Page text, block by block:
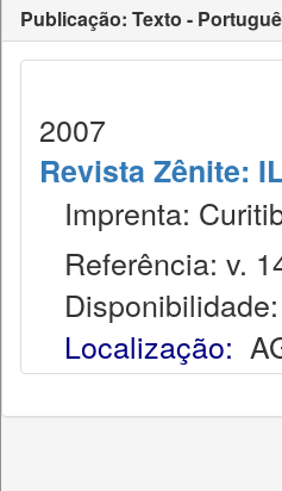
Publicação: Texto -
2007
Revista Zênite:
Imprenta:
Referência: v.
Disponibilidade:
Localização: